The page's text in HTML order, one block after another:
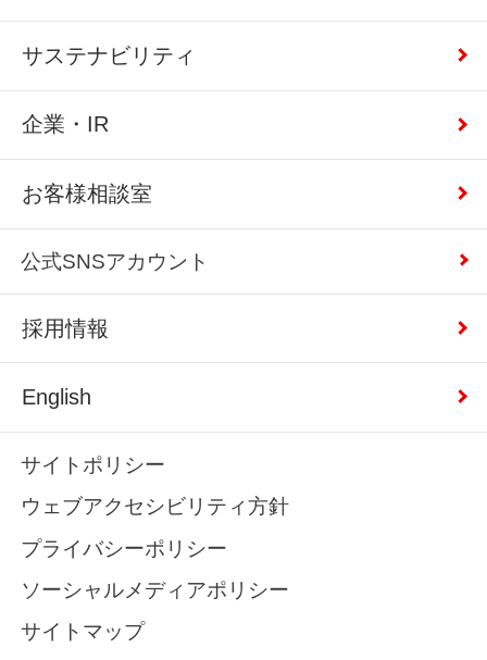
サステナビリティ
企業・IR
お客様相談室
公式SNSアカウント
採用情報
English
サイトポリシー
ウェブアクセシビリティ方針
プライバシーポリシー
ソーシャルメディアポリシー
サイトマップ